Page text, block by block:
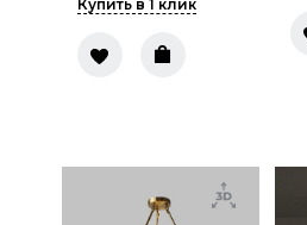
Купить в 1 клик